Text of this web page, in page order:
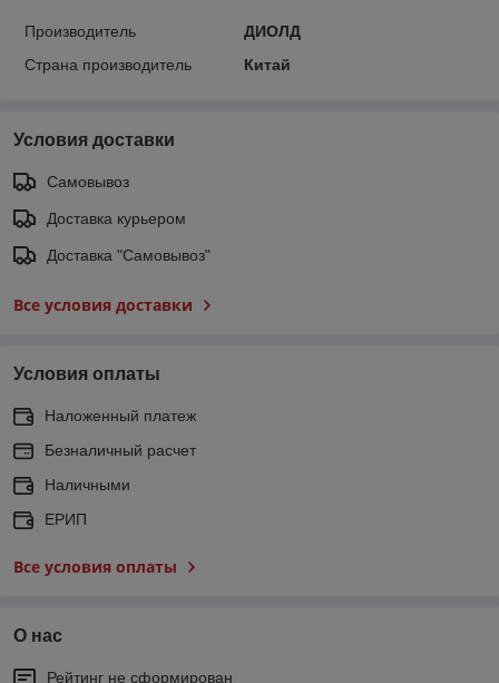
Производитель
ДИОЛД
Страна производитель
Китай
Условия доставки
Самовывоз
Доставка курьером
Доставка "Самовывоз"
Все условия доставки
Условия оплаты
Наложенный платеж
Безналичный расчет
Наличными
ЕРИП
Все условия оплаты
О нас
Рейтинг не сформирован